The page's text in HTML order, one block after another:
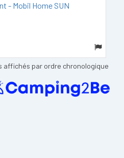
- Mobil Home SUN
affichés par ordre chronologique